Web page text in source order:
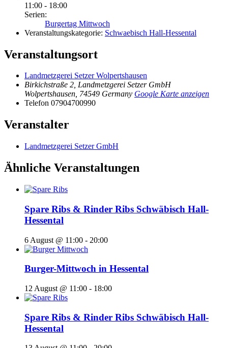
11:00 - 18:00
Serien:
Burgertag Mittwoch
Veranstaltungskategorie: Schwaebisch Hall-Hessental
Veranstaltungsort
Landmetzgerei Setzer Wolpertshausen
Birkichstraße 2, Landmetzgerei Setzer GmbH
Wolpertshausen, 74549 Germany Google Karte anzeigen
Telefon 07904700990
Veranstalter
Landmetzgerei Setzer GmbH
Ähnliche Veranstaltungen
Spare Ribs & Rinder Ribs Schwäbisch Hall-
Hessental
6 August @ 11:00 - 20:00
Burger-Mittwoch in Hessental
12 August @ 11:00 - 18:00
Spare Ribs & Rinder Ribs Schwäbisch Hall-
Hessental